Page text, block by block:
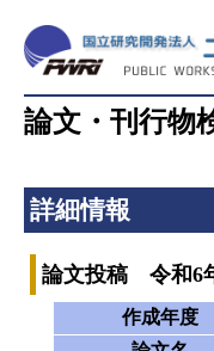
論文・刊行物
詳細情報
論文投稿 令和6
作成年度